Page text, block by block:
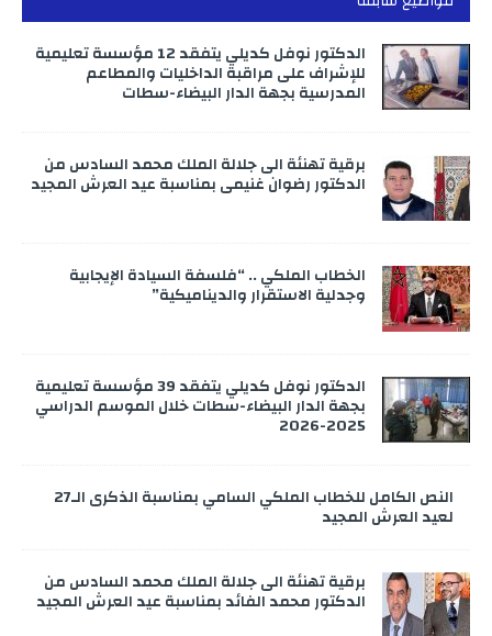
الدكتور نوفل كديلي يتفقد 12 مؤسسة تعليمية
للإشراف على مراقبة الداخليات والمطاعم
المدرسية بجهة الدار البيضاء-سطات
برقية تهنئة الى جلالة الملك محمد السادس من
الدكتور رضوان غنيمي بمناسبة عيد العرش المجيد
الخطاب الملكي .. “فلسفة السيادة الإيجابية
وجدلية الاستقرار والديناميكية”
الدكتور نوفل كديلي يتفقد 39 مؤسسة تعليمية
بجهة الدار البيضاء-سطات خلال الموسم الدراسي
2025-2026
النص الكامل للخطاب الملكي السامي بمناسبة الذكرى الـ27
لعيد العرش المجيد
برقية تهنئة الى جلالة الملك محمد السادس من
الدكتور محمد الفائد بمناسبة عيد العرش المجيد